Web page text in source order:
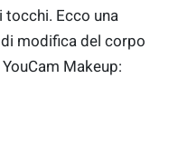
Ecco una
modifica del corpo
Makeup: